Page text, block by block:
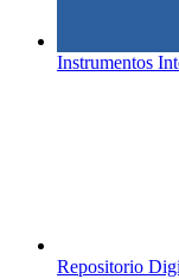
Instrumentos
Repositorio